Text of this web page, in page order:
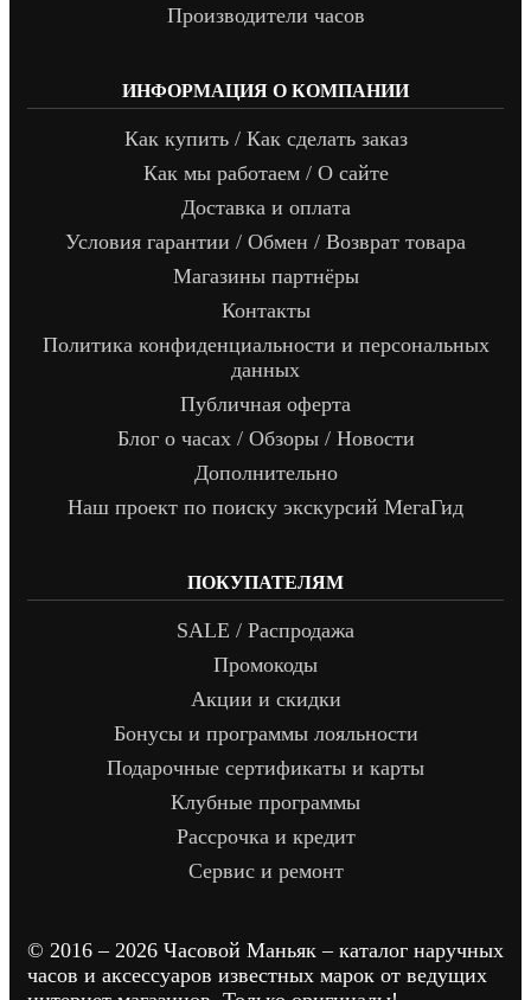
Производители часов
ИНФОРМАЦИЯ О КОМПАНИИ
Как купить / Как сделать заказ
Как мы работаем / О сайте
Доставка и оплата
Условия гарантии / Обмен / Возврат товара
Магазины партнёры
Контакты
Политика конфиденциальности и персональных
данных
Публичная оферта
Блог о часах / Обзоры / Новости
Дополнительно
Наш проект по поиску экскурсий МегаГид
ПОКУПАТЕЛЯМ
SALE / Распродажа
Промокоды
Акции и скидки
Бонусы и программы лояльности
Подарочные сертификаты и карты
Клубные программы
Рассрочка и кредит
Сервис и ремонт
© 2016 – 2026 Часовой Маньяк – каталог наручных
часов и аксессуаров известных марок от ведущих